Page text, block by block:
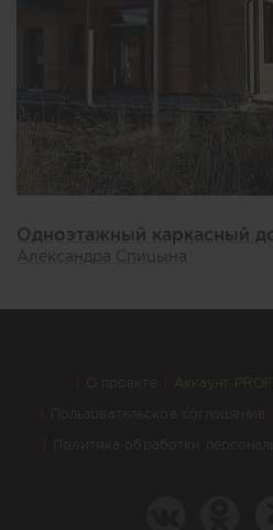
Одноэтажный каркасный
Александра Спицына
О проекте Аккаунт
Пользовательское соглашение
Политика обработки